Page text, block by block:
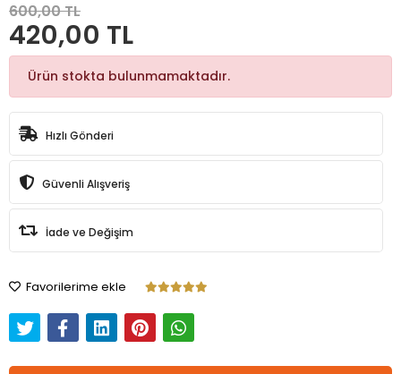
600,00 TL
420,00 TL
Ürün stokta bulunmamaktadır.
Hızlı Gönderi
Güvenli Alışveriş
İade ve Değişim
Favorilerime ekle